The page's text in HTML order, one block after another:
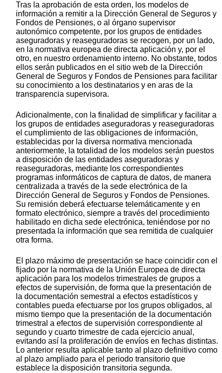
Tras la aprobación de esta orden, los modelos de
información a remitir a la Dirección General de Seguros y
Fondos de Pensiones, o al órgano supervisor
autonómico competente, por los grupos de entidades
aseguradoras y reaseguradoras se recogen, por un lado,
en la normativa europea de directa aplicación y, por el
otro, en nuestro ordenamiento interno. No obstante, todos
ellos serán publicados en el sitio web de la Dirección
General de Seguros y Fondos de Pensiones para facilitar
su conocimiento a los destinatarios y en aras de la
transparencia supervisora.
Adicionalmente, con la finalidad de simplificar y facilitar a
los grupos de entidades aseguradoras y reaseguradoras
el cumplimiento de las obligaciones de información,
establecidas por la diversa normativa mencionada
anteriormente, la totalidad de los modelos serán puestos
a disposición de las entidades aseguradoras y
reaseguradoras, mediante los correspondientes
programas informáticos de captura de datos, de manera
centralizada a través de la sede electrónica de la
Dirección General de Seguros y Fondos de Pensiones.
Su remisión deberá efectuarse telemáticamente y en
formato electrónico, siempre a través del procedimiento
habilitado en dicha sede electrónica, teniéndose por no
presentada la información que sea remitida de cualquier
otra forma.
El plazo máximo de presentación se hace coincidir con el
fijado por la normativa de la Unión Europea de directa
aplicación para los modelos trimestrales de grupos a
efectos de supervisión, de forma que la presentación de
la documentación semestral a efectos estadísticos y
contables pueda efectuarse por los grupos obligados, al
mismo tiempo que la presentación de la documentación
trimestral a efectos de supervisión correspondiente al
segundo y cuarto trimestre de cada ejercicio anual,
evitando así la proliferación de envíos en fechas distintas.
Lo anterior resulta aplicable tanto al plazo definitivo como
al plazo ampliado para el periodo transitorio que
establece la disposición transitoria segunda.